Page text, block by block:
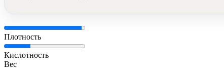
Плотность
Кислотность
Вес